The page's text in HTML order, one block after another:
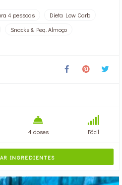
4 pessoas
Dieta Low Carb
Snacks & Peq. Almoço
4 doses Fácil
INGREDIENTES